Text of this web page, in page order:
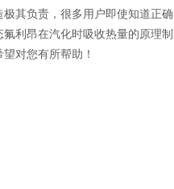
其负责，很多用户即使知道正
利昂在汽化时吸收热量的原理
对您有所帮助！